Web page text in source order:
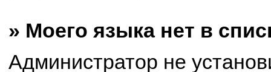
» Моего языка нет в
Администратор не